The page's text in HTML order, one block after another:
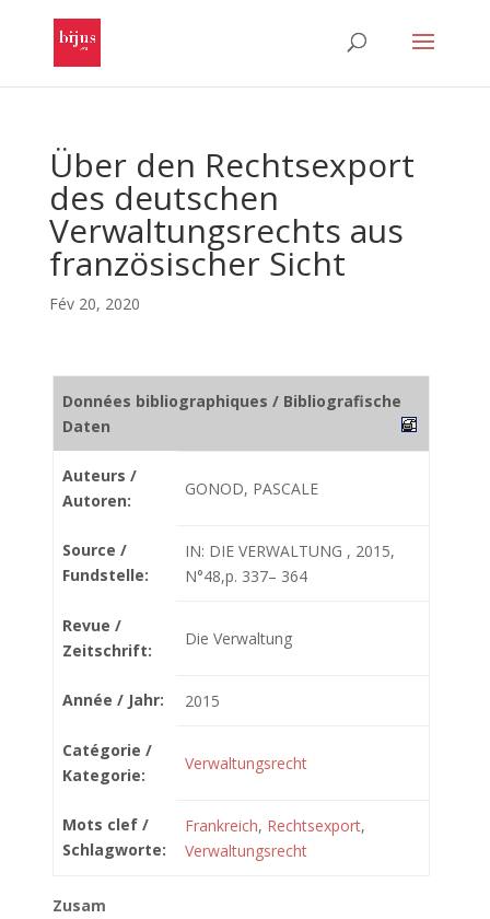
Über den Rechtsexport
des deutschen
Verwaltungsrechts aus
französischer Sicht
Fév 20, 2020
Données bibliographiques / Bibliografische
Daten
Auteurs /
Autoren:
GONOD, PASCALE
Source /
Fundstelle:
IN: DIE VERWALTUNG , 2015,
N°48,p. 337– 364
Revue /
Zeitschrift:
Die Verwaltung
Année / Jahr: 2015
Catégorie /
Kategorie:
Verwaltungsrecht
Mots clef /
Schlagworte:
Frankreich, Rechtsexport,
Verwaltungsrecht
Zusam